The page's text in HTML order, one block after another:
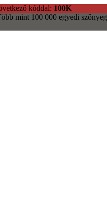
kóddal: 100K
mint 100 000 egyedi szőnyeg